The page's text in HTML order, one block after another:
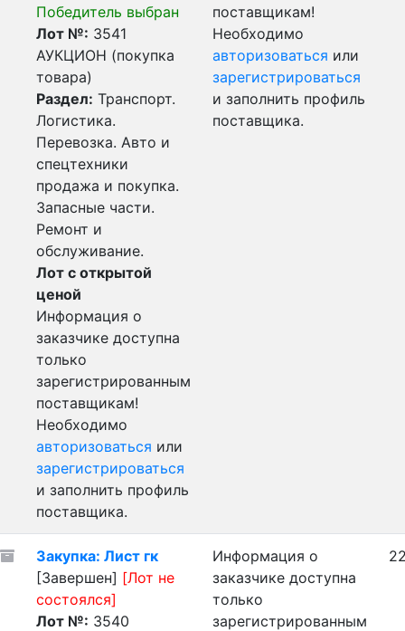
Победитель выбран
Лот №: 3541
АУКЦИОН (покупка
товара)
Раздел: Транспорт.
Логистика.
Перевозка. Авто и
спецтехники
продажа и покупка.
Запасные части.
Ремонт и
обслуживание.
Лот с открытой
ценой
Информация о
заказчике доступна
только
зарегистрированным
поставщикам!
Необходимо
авторизоваться или
зарегистрироваться
и заполнить профиль
поставщика.
поставщикам!
Необходимо
авторизоваться или
зарегистрироваться
и заполнить профиль
поставщика.
Закупка: Лист гк
[Завершен] [Лот не
состоялся]
Лот №: 3540
Информация о
заказчике доступна
только
зарегистрированным